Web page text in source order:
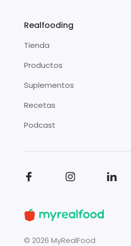
Realfooding
Tienda
Productos
Suplementos
Recetas
Podcast
© 2026 MyRealFood